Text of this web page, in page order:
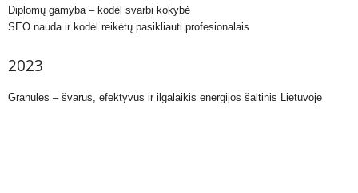
Diplomų gamyba – kodėl svarbi kokybė
SEO nauda ir kodėl reikėtų pasikliauti profesionalais
2023
Granulės – švarus, efektyvus ir ilgalaikis energijos šaltinis Lietuvoje